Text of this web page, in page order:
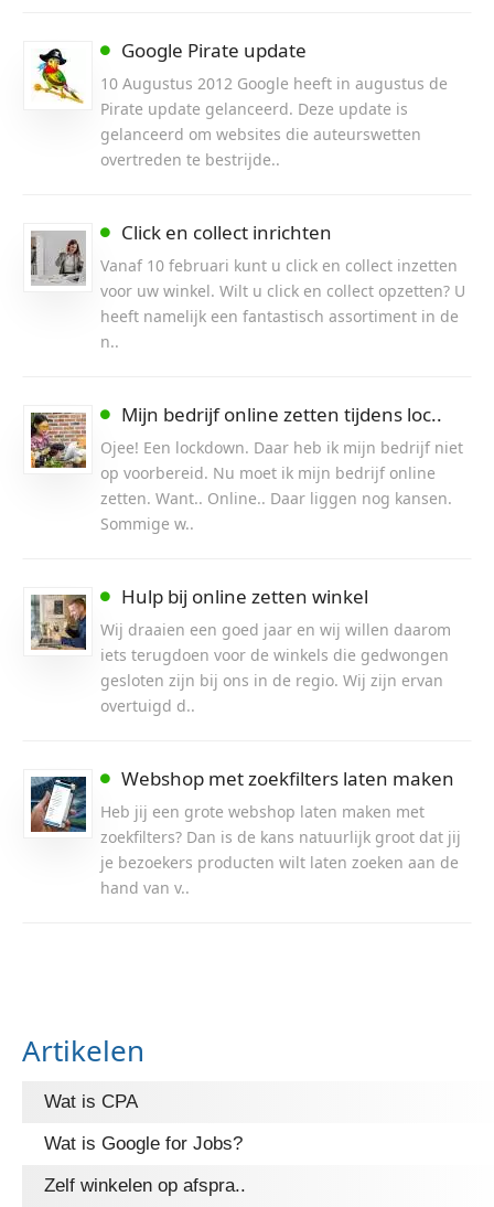
Google Pirate update
10 Augustus 2012 Google heeft in augustus de
Pirate update gelanceerd. Deze update is
gelanceerd om websites die auteurswetten
overtreden te bestrijde..
Click en collect inrichten
Vanaf 10 februari kunt u click en collect inzetten
voor uw winkel. Wilt u click en collect opzetten? U
heeft namelijk een fantastisch assortiment in de
n..
Mijn bedrijf online zetten tijdens loc..
Ojee! Een lockdown. Daar heb ik mijn bedrijf niet
op voorbereid. Nu moet ik mijn bedrijf online
zetten. Want.. Online.. Daar liggen nog kansen.
Sommige w..
Hulp bij online zetten winkel
Wij draaien een goed jaar en wij willen daarom
iets terugdoen voor de winkels die gedwongen
gesloten zijn bij ons in de regio. Wij zijn ervan
overtuigd d..
Webshop met zoekfilters laten maken
Heb jij een grote webshop laten maken met
zoekfilters? Dan is de kans natuurlijk groot dat jij
je bezoekers producten wilt laten zoeken aan de
hand van v..
Artikelen
Wat is CPA
Wat is Google for Jobs?
Zelf winkelen op afspra..